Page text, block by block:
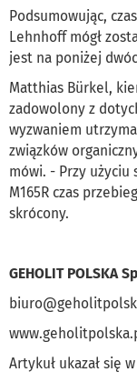
Podsumowując,
Lehnhoff mógł
jest na poniżej
Matthias Bürkel,
zadowolony z
wyzwaniem
związków
mówi. - Przy użyciu
M165R czas
skrócony.
GEHOLIT POLSKA
Artykuł ukazał się w